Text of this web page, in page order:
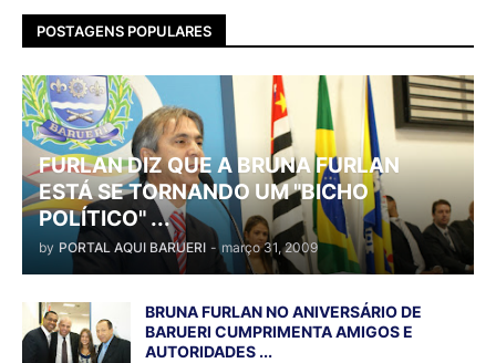
POSTAGENS POPULARES
FURLAN DIZ QUE A BRUNA FURLAN
ESTÁ SE TORNANDO UM "BICHO
POLÍTICO" ...
by PORTAL AQUI BARUERI - março 31, 2009
BRUNA FURLAN NO ANIVERSÁRIO DE
BARUERI CUMPRIMENTA AMIGOS E
AUTORIDADES ...